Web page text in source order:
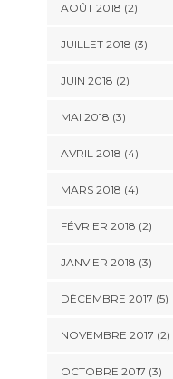
AOÛT 2018 (2)
JUILLET 2018 (3)
JUIN 2018 (2)
MAI 2018 (3)
AVRIL 2018 (4)
MARS 2018 (4)
FÉVRIER 2018 (2)
JANVIER 2018 (3)
DÉCEMBRE 2017 (5)
NOVEMBRE 2017 (2)
OCTOBRE 2017 (3)